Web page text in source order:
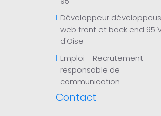
Développeur
web front et back end 95
d'Oise
Emploi - Recrutement
responsable de
communication
Contact